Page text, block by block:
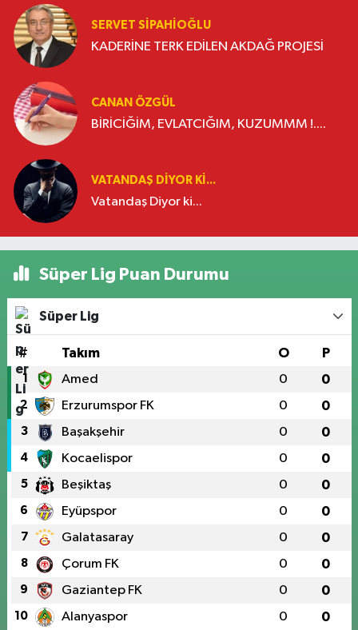
SERVET SİPAHİOĞLU
KADERİNE TERK EDİLEN AKDAĞ PROJESİ
CANAN ÖZGÜL
BİRİCİĞİM, EVLATCIĞIM, KUZUMMM !....
VATANDAŞ DIYOR KI...
Vatandaş Diyor ki...
Süper Lig Puan Durumu
Süper Lig
# Takım O P
1 Amed 0 0
2 Erzurumspor FK 0 0
3 Başakşehir 0 0
4 Kocaelispor 0 0
5 Beşiktaş 0 0
6 Eyüpspor 0 0
7 Galatasaray 0 0
8 Çorum FK 0 0
9 Gaziantep FK 0 0
10 Alanyaspor 0 0